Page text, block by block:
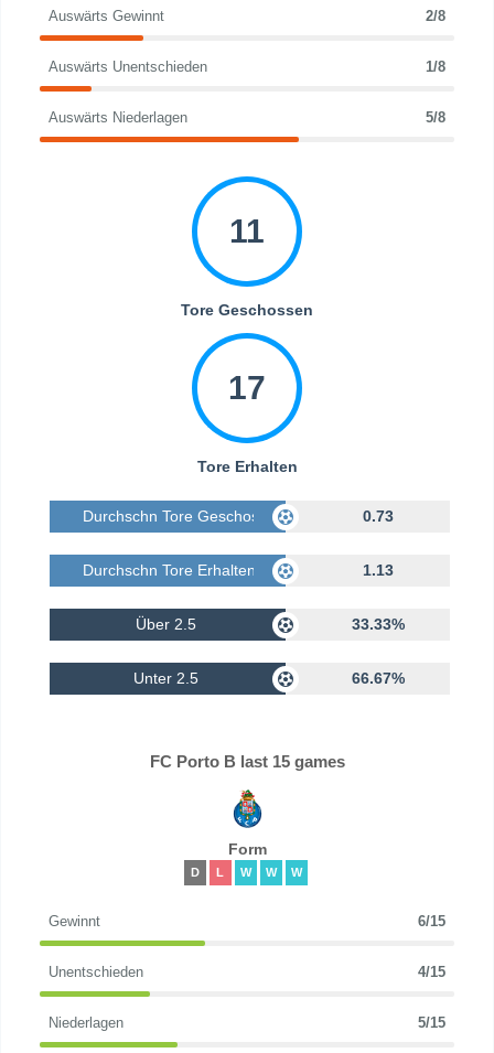
Auswärts Gewinnt 2/8
Auswärts Unentschieden 1/8
Auswärts Niederlagen 5/8
11
Tore Geschossen
17
Tore Erhalten
Durchschn Tore Geschossen 0.73
Durchschn Tore Erhalten 1.13
Über 2.5 33.33%
Unter 2.5 66.67%
FC Porto B last 15 games
Form
D L W W W
Gewinnt 6/15
Unentschieden 4/15
Niederlagen 5/15